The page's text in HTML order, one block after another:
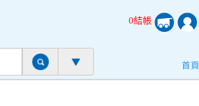
0結帳
首頁